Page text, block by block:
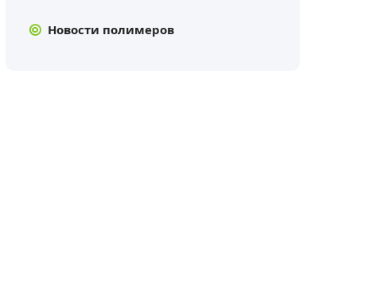
Новости полимеров